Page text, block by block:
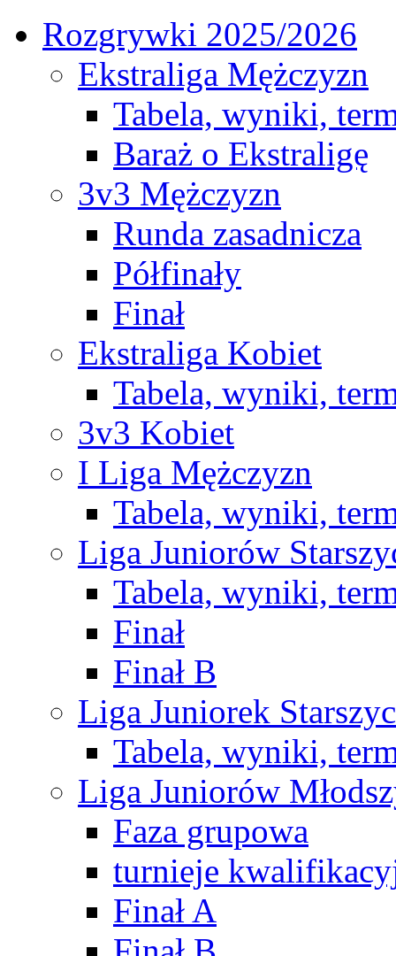
Rozgrywki 2025/2026
Ekstraliga Mężczyzn
Tabela, wyniki,
Baraż o Ekstraligę
3v3 Mężczyzn
Runda zasadnicza
Półfinały
Finał
Ekstraliga Kobiet
Tabela, wyniki,
3v3 Kobiet
I Liga Mężczyzn
Tabela, wyniki,
Liga Juniorów
Tabela, wyniki,
Finał
Finał B
Liga Juniorek
Tabela, wyniki,
Liga Juniorów
Faza grupowa
turnieje
Finał A